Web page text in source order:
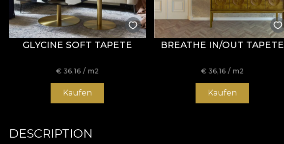
GLYCINE SOFT TAPETE
€36,16 / m2
Kaufen
BREATHE IN/OUT TAPETE
€36,16 / m2
Kaufen
DESCRIPTION